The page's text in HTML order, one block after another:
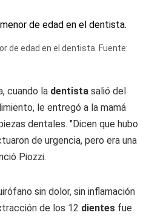
de edad en el dentista. Fuente:
cuando la dentista salió del
le entregó a la mamá
dentales. "Dicen que hubo
de urgencia, pero era una
Piozzi.
sin dolor, sin inflamación
de los 12 dientes fue